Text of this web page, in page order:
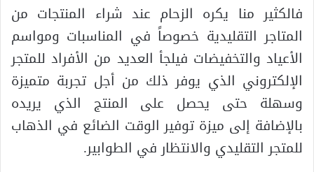
فالكثير منا يكره الزحام عند شراء المنتجات من
المتاجر التقليدية خصوصاً في المناسبات ومواسم
الأعياد والتخفيضات فيلجأ العديد من الأفراد للمتجر
الإلكتروني الذي يوفر ذلك من أجل تجربة متميزة
وسهلة حتى يحصل على المنتج الذي يريده
بالإضافة إلى ميزة توفير الوقت الضائع في الذهاب
للمتجر التقليدي والانتظار في الطوابير.